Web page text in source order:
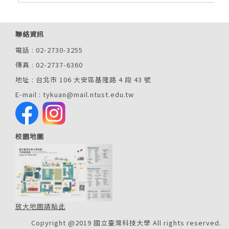
聯絡資訊
電話 : 02-2730-3255
傳真 : 02-2737-6360
地址 : 台北市 106 大安區基隆路 4 段 43 號
E-mail : tykuan@mail.ntust.edu.tw
校園地圖
放大地圖請點此
Copyright @2019 國立臺灣科技大學 All rights reserved.